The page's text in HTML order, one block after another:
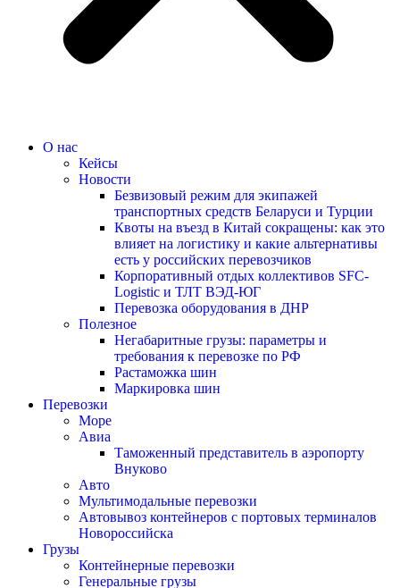
О нас
Кейсы
Новости
Безвизовый режим для экипажей
транспортных средств Беларуси и Турции
Квоты на въезд в Китай сокращены: как это
влияет на логистику и какие альтернативы
есть у российских перевозчиков
Корпоративный отдых коллективов SFC-
Logistic и ТЛТ ВЭД-ЮГ
Перевозка оборудования в ДНР
Полезное
Негабаритные грузы: параметры и
требования к перевозке по РФ
Растаможка шин
Маркировка шин
Перевозки
Море
Авиа
Таможенный представитель в аэропорту
Внуково
Авто
Мультимодальные перевозки
Автовывоз контейнеров с портовых терминалов
Новороссийска
Грузы
Контейнерные перевозки
Генеральные грузы